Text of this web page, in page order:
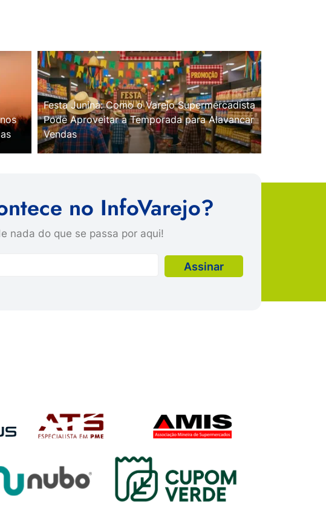
Festa Junina: Como o Varejo Supermercadista
Pode Aproveitar a Temporada para Alavancar
Vendas
no InfoVarejo?
nada do que se passa por aqui!